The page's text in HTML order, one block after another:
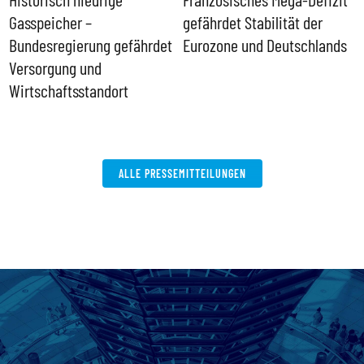
Gasspeicher –
Bundesregierung gefährdet
Versorgung und
Wirtschaftsstandort
gefährdet Stabilität der
Eurozone und Deutschlands
ALLE PRESSEMITTEILUNGEN